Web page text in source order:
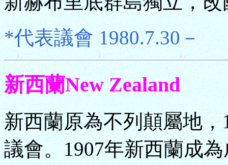
*代表議會 1980.7.30－
新西蘭New Zealand
新西蘭原為不列顛屬地
議會。1907年新西蘭成